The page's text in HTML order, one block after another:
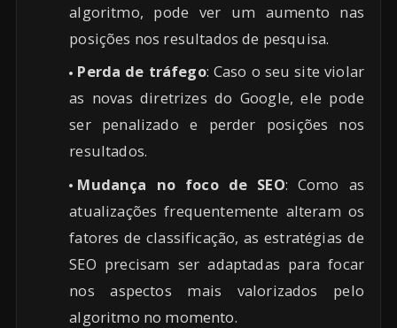
algoritmo, pode ver um aumento nas
posições nos resultados de pesquisa.
Perda de tráfego: Caso o seu site violar
as novas diretrizes do Google, ele pode
ser penalizado e perder posições nos
resultados.
Mudança no foco de SEO: Como as
atualizações frequentemente alteram os
fatores de classificação, as estratégias de
SEO precisam ser adaptadas para focar
nos aspectos mais valorizados pelo
algoritmo no momento.